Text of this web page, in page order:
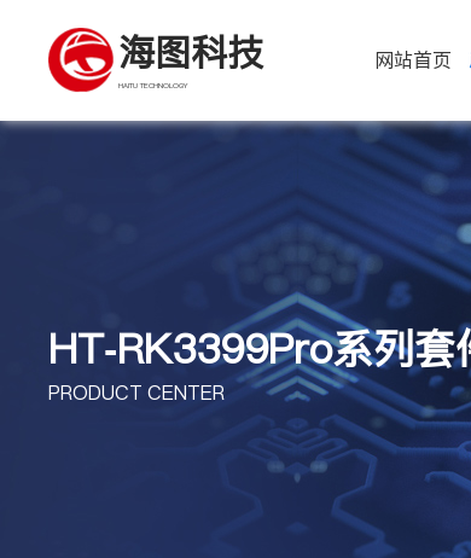
海图科技
HAITU TECHNOLOGY
网站首页
HT-RK3399Pro系列套
PRODUCT CENTER